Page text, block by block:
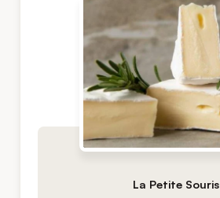
La Petite Souris